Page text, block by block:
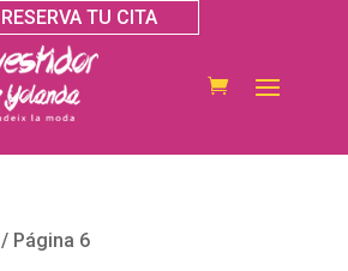
RESERVA TU CITA
/ Página 6